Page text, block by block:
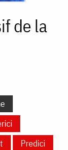
de la
Predici